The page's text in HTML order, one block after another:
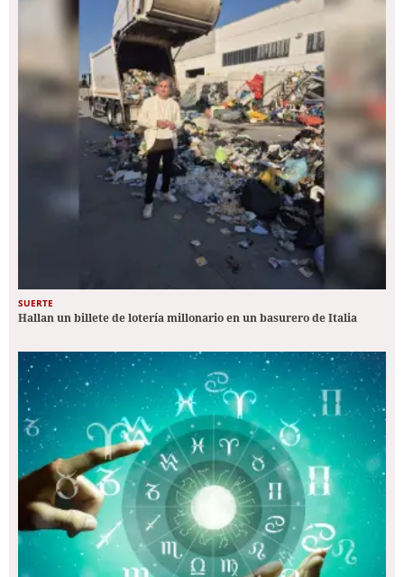
SUERTE
Hallan un billete de lotería millonario en un basurero de Italia